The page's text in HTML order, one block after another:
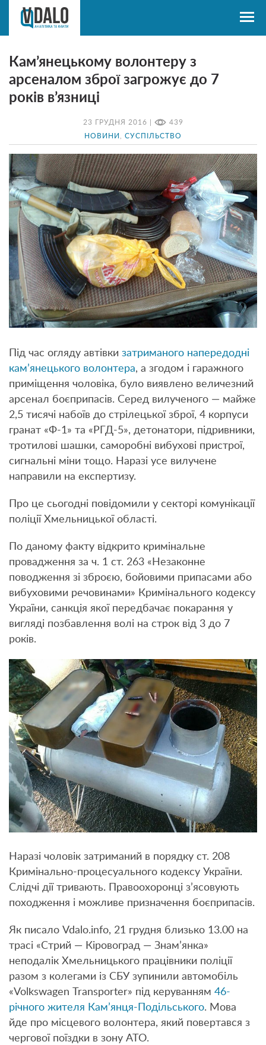
23 ГРУДНЯ 2016 | 439
НОВИНИ СУСПІЛЬСТВО
Кам’янецькому волонтеру з
арсеналом зброї загрожує до 7
років в’язниці
Під час огляду автівки затриманого напередодні
кам’янецького волонтера, а згодом і гаражного
приміщення чоловіка, було виявлено величезний
арсенал боєприпасів. Серед вилученого — майже
2,5 тисячі набоїв до стрілецької зброї, 4 корпуси
гранат «Ф-1» та «РГД-5», детонатори, підривники,
тротилові шашки, саморобні вибухові пристрої,
сигнальні міни тощо. Наразі усе вилучене
направили на експертизу.
Про це сьогодні повідомили у секторі комунікації
поліції Хмельницької області.
По даному факту відкрито кримінальне
провадження за ч. 1 ст. 263 «Незаконне
поводження зі зброєю, бойовими припасами або
вибуховими речовинами» Кримінального кодексу
України, санкція якої передбачає покарання у
вигляді позбавлення волі на строк від 3 до 7
років.
Наразі чоловік затриманий в порядку ст. 208
Кримінально-процесуального кодексу України.
Слідчі дії тривають. Правоохоронці з’ясовують
походження і можливе призначення боєприпасів.
Як писало Vdalo.info, 21 грудня близько 13.00 на
трасі «Стрий — Кіровоград — Знам’янка»
неподалік Хмельницького працівники поліції
разом з колегами із СБУ зупинили автомобіль
«Volkswagen Transporter» під керуванням 46-
річного жителя Кам’янця-Подільського. Мова
йде про місцевого волонтера, який повертався з
чергової поїздки в зону АТО.